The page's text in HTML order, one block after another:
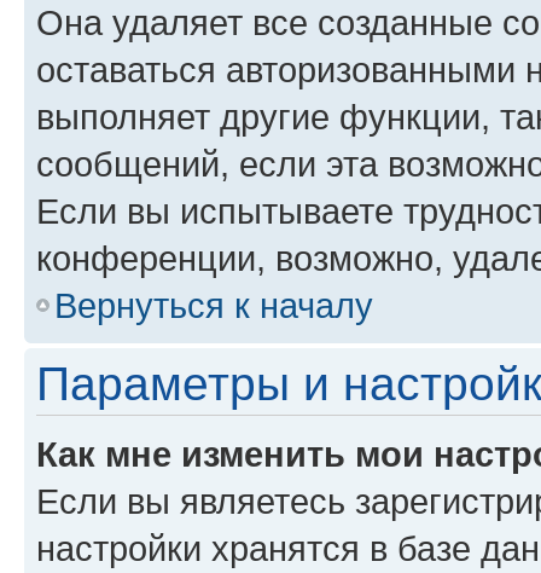
Она удаляет все созданные
оставаться авторизованными
выполняет другие функции,
сообщений, если эта
Если вы испытываете
конференции, возможно,
Вернуться к началу
Параметры и
Как мне изменить мои
Если вы являетесь
настройки хранятся в базе